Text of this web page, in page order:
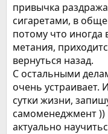
привычка
сигаретами, в
потому что иногда
метания,
вернуться назад.
С остальными
очень устраивает.
сутки жизни,
самоменеджмент ))
актуально